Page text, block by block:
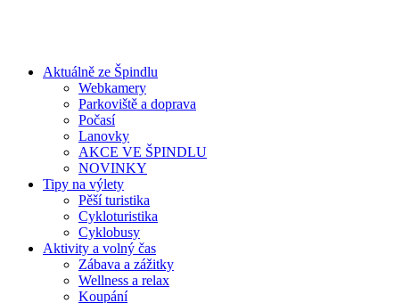
Aktuálně ze Špindlu
Webkamery
Parkoviště a doprava
Počasí
Lanovky
AKCE VE ŠPINDLU
NOVINKY
Tipy na výlety
Pěší turistika
Cykloturistika
Cyklobusy
Aktivity a volný čas
Zábava a zážitky
Wellness a relax
Koupání